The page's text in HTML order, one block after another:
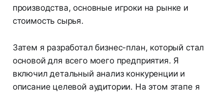
производства, основные игроки на рынке и
стоимость сырья.
Затем я разработал бизнес-план, который стал
основой для всего моего предприятия. Я
включил детальный анализ конкуренции и
описание целевой аудитории. На этом этапе я